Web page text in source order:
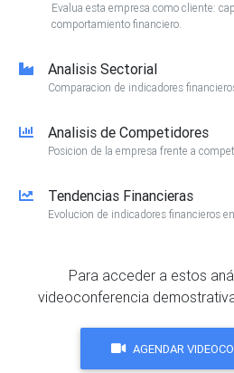
Evalua esta empresa como cliente:
comportamiento financiero.
Analisis Sectorial
Comparacion de indicadores
Analisis de Competidores
Posicion de la empresa frente a
Tendencias Financieras
Evolucion de indicadores financieros
Para acceder a estos
videoconferencia
AGENDAR